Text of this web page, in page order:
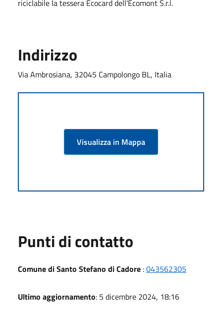
riciclabile la tessera Ecocard dell'Ecomont S.r.l.
Indirizzo
Via Ambrosiana, 32045 Campolongo BL, Italia
Visualizza in Mappa
Punti di contatto
Comune di Santo Stefano di Cadore :043562305
Ultimo aggiornamento: 5 dicembre 2024, 18:16